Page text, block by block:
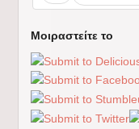
Μοιραστείτε το